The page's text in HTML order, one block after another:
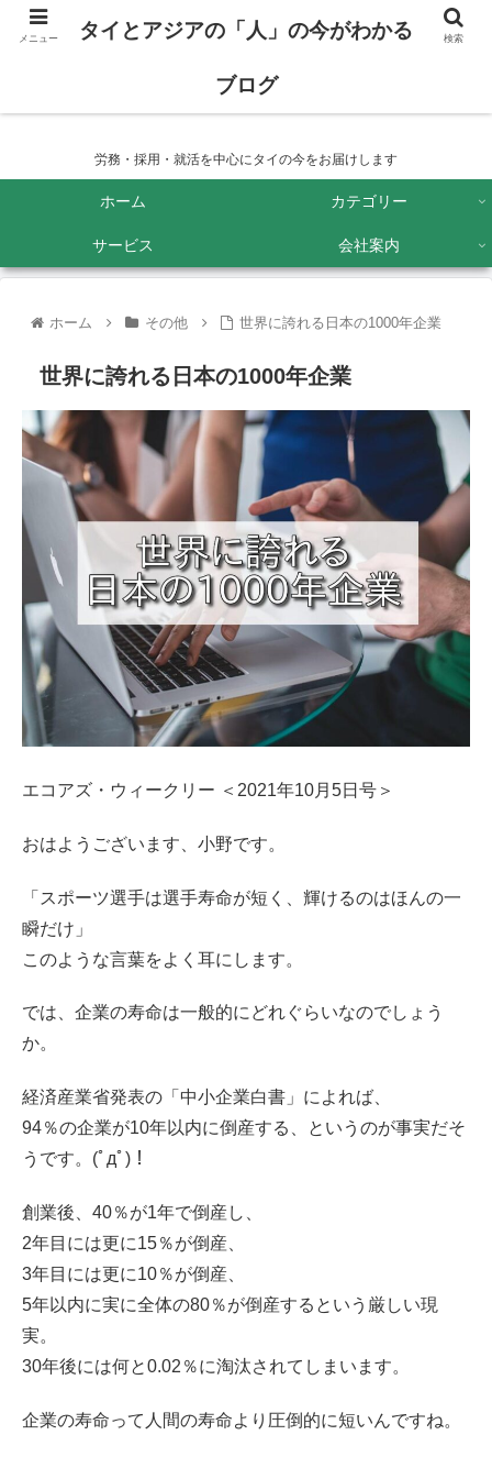
タイとアジアの「人」の今がわかるブログ
労務・採用・就活を中心にタイの今をお届けします
ホーム カテゴリー
サービス 会社案内
ホーム その他 世界に誇れる日本の1000年企業
世界に誇れる日本の1000年企業
エコアズ・ウィークリー ＜2021年10月5日号＞
おはようございます、小野です。
「スポーツ選手は選手寿命が短く、輝けるのはほんの一
瞬だけ」
このような言葉をよく耳にします。
では、企業の寿命は一般的にどれぐらいなのでしょう
か。
経済産業省発表の「中小企業白書」によれば、
94％の企業が10年以内に倒産する、というのが事実だそ
うです。(ﾟдﾟ)！
創業後、40％が1年で倒産し、
2年目には更に15％が倒産、
3年目には更に10％が倒産、
5年以内に実に全体の80％が倒産するという厳しい現
実。
30年後には何と0.02％に淘汰されてしまいます。
企業の寿命って人間の寿命より圧倒的に短いんですね。
メニュー タイとアジアの「人」の今がわかる
ブログ
検索